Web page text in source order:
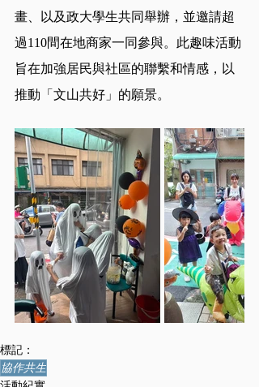
畫、以及政大學生共同舉辦，並邀請超
過110間在地商家一同參與。此趣味活動
旨在加強居民與社區的聯繫和情感，以
推動「文山共好」的願景。
標記：
協作共生